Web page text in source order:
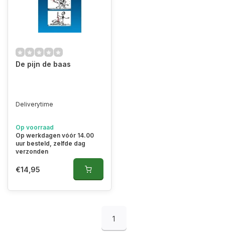
De pijn de baas
Deliverytime
Op voorraad
Op werkdagen vóór 14.00
uur besteld, zelfde dag
verzonden
€14,95
1